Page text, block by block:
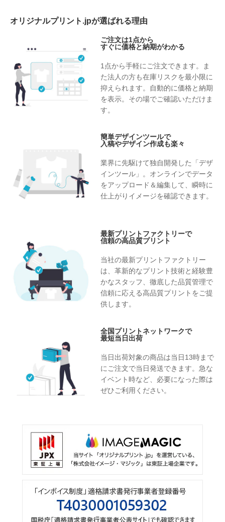
オリジナルプリント.jpが選ばれる理由
ご注文は1点から
すぐに価格と納期がわかる
1点から手軽にご注文できます。ま
た法人の方も在庫リスクを最小限に
抑えられます。自動的に価格と納期
を表示。その場でご確認いただけま
す。
簡単デザインツールで
入稿やデザイン作成も楽々
業界に先駆けて独自開発した「デザ
インツール」。オンラインでデータ
をアップロード＆編集して、瞬時に
仕上がりイメージを確認できます。
最新プリントファクトリーで
信頼の高品質プリント
当社の最新プリントファクトリー
は、革新的なプリント技術と経験豊
かなスタッフ、徹底した品質管理で
信頼に応える高品質プリントをご提
供します。
全国プリントネットワークで
最短当日出荷
当日出荷対象の商品は当日13時まで
にご注文で当日発送できます。急な
イベント時など、必要になった際は
ぜひご利用ください。